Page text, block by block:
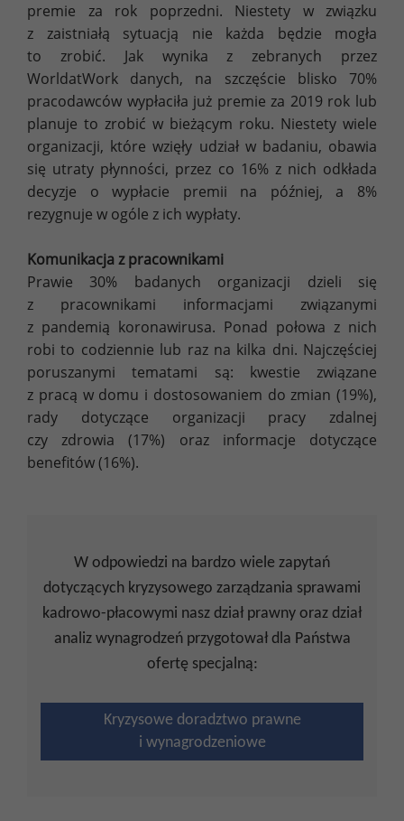
premie za rok poprzedni. Niestety w związku
z zaistniałą sytuacją nie każda będzie mogła
to zrobić. Jak wynika z zebranych przez
WorldatWork danych, na szczęście blisko 70%
pracodawców wypłaciła już premie za 2019 rok lub
planuje to zrobić w bieżącym roku. Niestety wiele
organizacji, które wzięły udział w badaniu, obawia
się utraty płynności, przez co 16% z nich odkłada
decyzje o wypłacie premii na później, a 8%
rezygnuje w ogóle z ich wypłaty.
Komunikacja z pracownikami
Prawie 30% badanych organizacji dzieli się
z pracownikami informacjami związanymi
z pandemią koronawirusa. Ponad połowa z nich
robi to codziennie lub raz na kilka dni. Najczęściej
poruszanymi tematami są: kwestie związane
z pracą w domu i dostosowaniem do zmian (19%),
rady dotyczące organizacji pracy zdalnej
czy zdrowia (17%) oraz informacje dotyczące
benefitów (16%).
W odpowiedzi na bardzo wiele zapytań
dotyczących kryzysowego zarządzania sprawami
kadrowo-płacowymi nasz dział prawny oraz dział
analiz wynagrodzeń przygotował dla Państwa
ofertę specjalną:
Kryzysowe doradztwo prawne
i wynagrodzeniowe